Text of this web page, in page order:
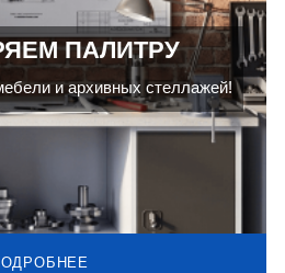
ПАЛИТРУ
и архивных стеллажей!